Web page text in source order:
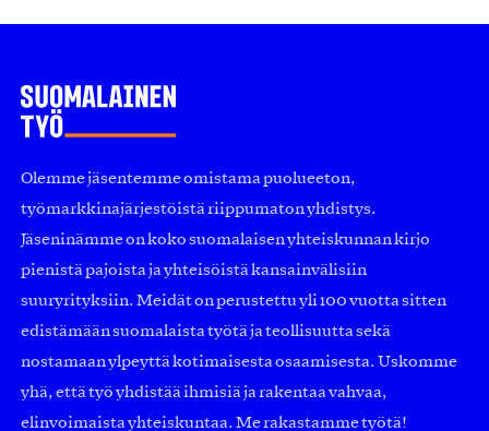
Olemme jäsentemme omistama puolueeton,
työmarkkinajärjestöistä riippumaton yhdistys.
Jäseninämme on koko suomalaisen yhteiskunnan kirjo
pienistä pajoista ja yhteisöistä kansainvälisiin
suuryrityksiin. Meidät on perustettu yli 100 vuotta sitten
edistämään suomalaista työtä ja teollisuutta sekä
nostamaan ylpeyttä kotimaisesta osaamisesta. Uskomme
yhä, että työ yhdistää ihmisiä ja rakentaa vahvaa,
elinvoimaista yhteiskuntaa. Me rakastamme työtä!